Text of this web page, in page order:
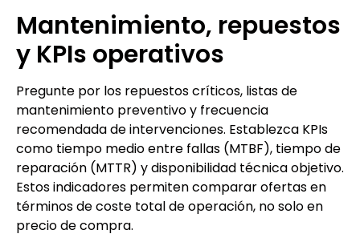
Mantenimiento, repuestos
y KPIs operativos
Pregunte por los repuestos críticos, listas de
mantenimiento preventivo y frecuencia
recomendada de intervenciones. Establezca KPIs
como tiempo medio entre fallas (MTBF), tiempo de
reparación (MTTR) y disponibilidad técnica objetivo.
Estos indicadores permiten comparar ofertas en
términos de coste total de operación, no solo en
precio de compra.